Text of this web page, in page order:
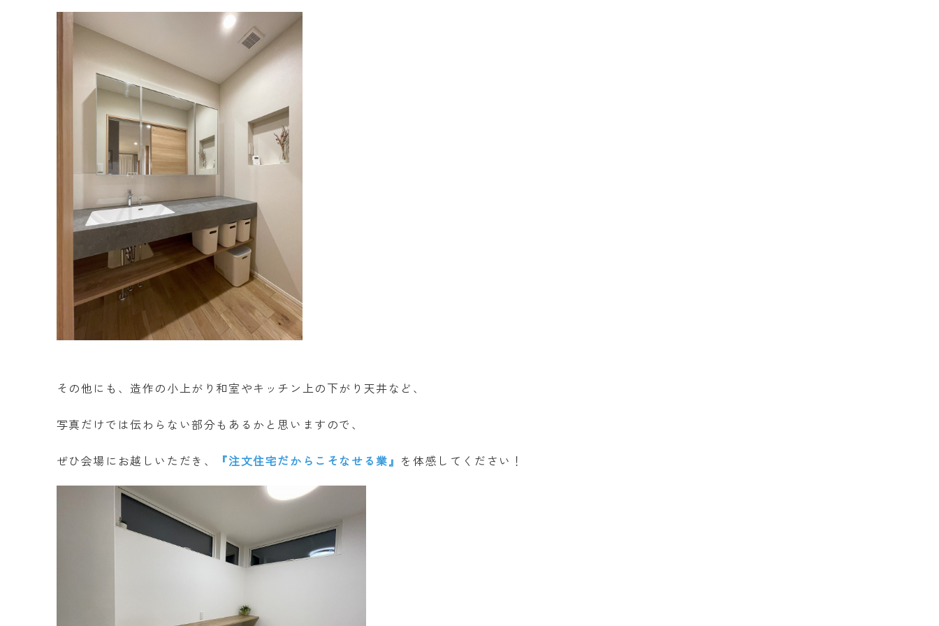
その他にも、造作の小上がり和室やキッチン上の下がり天井など、
写真だけでは伝わらない部分もあるかと思いますので、
ぜひ会場にお越しいただき、 『注文住宅だからこそなせる業』 を体感してください！